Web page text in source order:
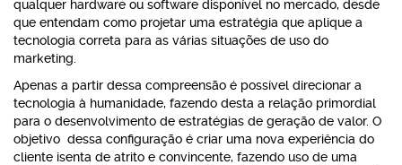
qualquer hardware ou software disponível no mercado, desde
que entendam como projetar uma estratégia que aplique a
tecnologia correta para as várias situações de uso do
marketing.
Apenas a partir dessa compreensão é possível direcionar a
tecnologia à humanidade, fazendo desta a relação primordial
para o desenvolvimento de estratégias de geração de valor. O
objetivo dessa configuração é criar uma nova experiência do
cliente isenta de atrito e convincente, fazendo uso de uma